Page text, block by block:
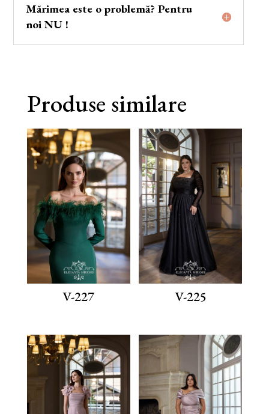
Mărimea este o problemă? Pentru
noi NU !
Produse similare
V-227 V-225